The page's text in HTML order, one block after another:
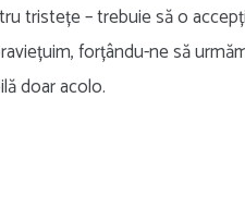
tristețe – trebuie să o
forțându-ne să
doar acolo.